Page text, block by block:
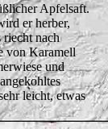
Apfelsaft.
er herber,
nach
von Karamell
und
leicht, etwas